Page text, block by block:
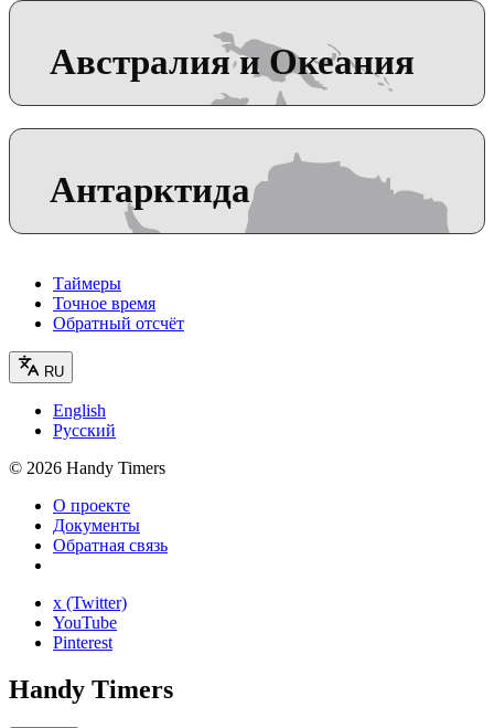
Австралия и Океания
Антарктида
Таймеры
Точное время
Обратный отсчёт
RU
English
Русский
© 2026 Handy Timers
О проекте
Документы
Обратная связь
x (Twitter)
YouTube
Pinterest
Handy Timers